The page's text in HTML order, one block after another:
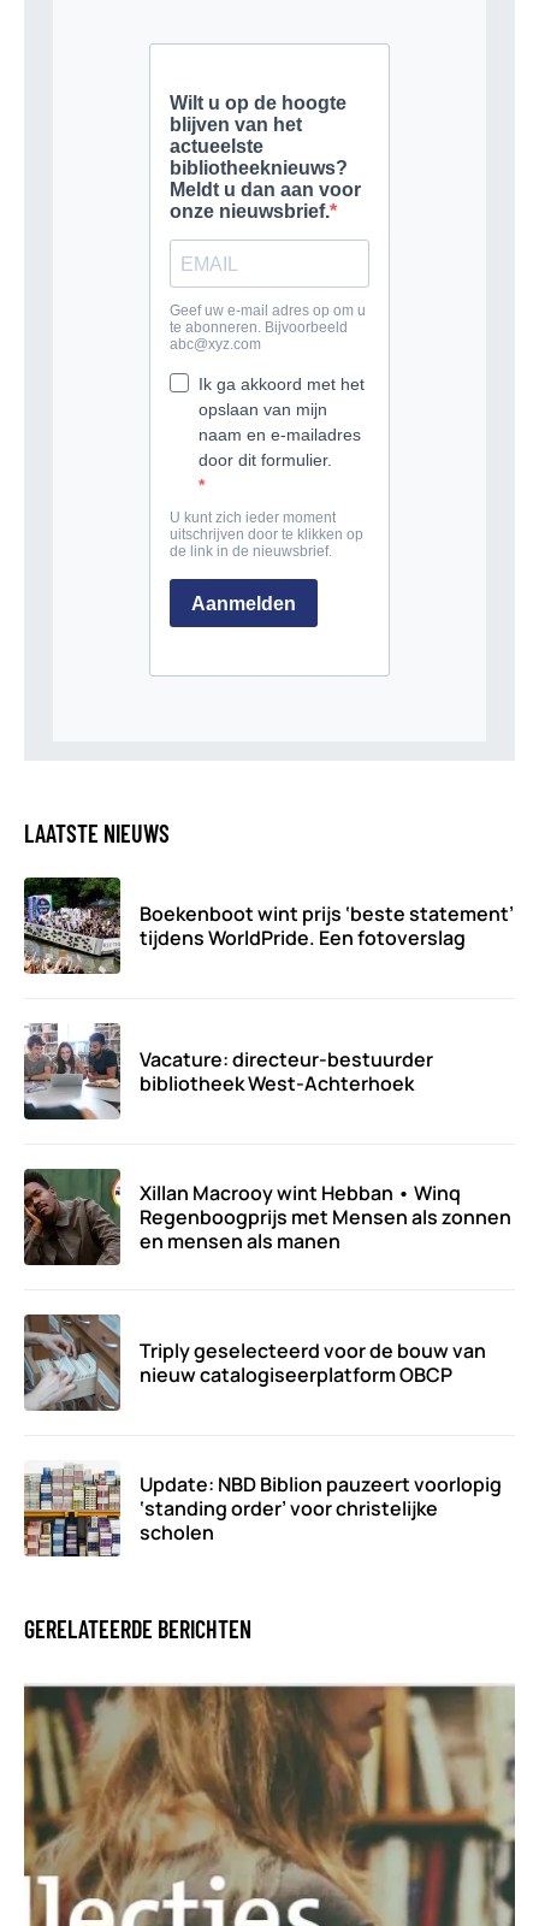
LAATSTE NIEUWS
Boekenboot wint prijs ‘beste statement’
tijdens WorldPride. Een fotoverslag
Vacature: directeur-bestuurder
bibliotheek West-Achterhoek
Xillan Macrooy wint Hebban • Winq
Regenboogprijs met Mensen als zonnen
en mensen als manen
Triply geselecteerd voor de bouw van
nieuw catalogiseerplatform OBCP
Update: NBD Biblion pauzeert voorlopig
‘standing order’ voor christelijke
scholen
GERELATEERDE BERICHTEN